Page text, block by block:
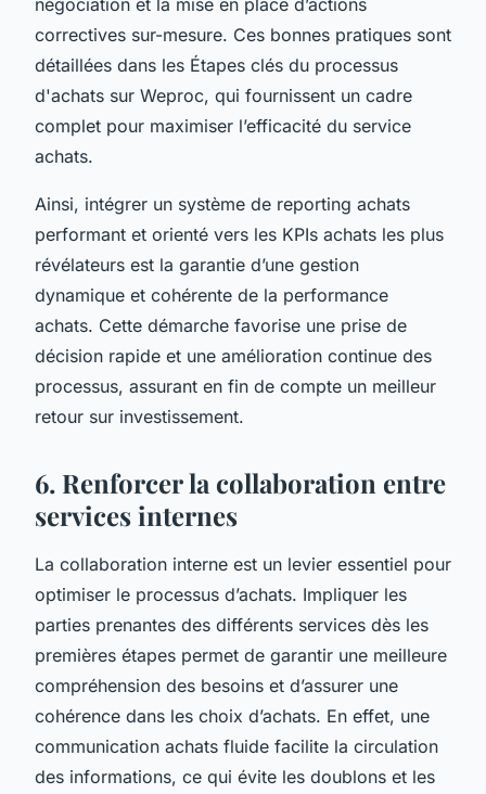
correctives sur-mesure. Ces bonnes pratiques sont
détaillées dans les Étapes clés du processus
d'achats sur Weproc, qui fournissent un cadre
complet pour maximiser l’efficacité du service
achats.
Ainsi, intégrer un système de reporting achats
performant et orienté vers les KPIs achats les plus
révélateurs est la garantie d’une gestion
dynamique et cohérente de la performance
achats. Cette démarche favorise une prise de
décision rapide et une amélioration continue des
processus, assurant en fin de compte un meilleur
retour sur investissement.
6. Renforcer la collaboration entre
services internes
La collaboration interne est un levier essentiel pour
optimiser le processus d’achats. Impliquer les
parties prenantes des différents services dès les
premières étapes permet de garantir une meilleure
compréhension des besoins et d’assurer une
cohérence dans les choix d’achats. En effet, une
communication achats fluide facilite la circulation
des informations, ce qui évite les doublons et les